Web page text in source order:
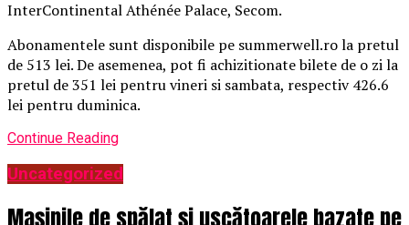
InterContinental Athénée Palace, Secom.
Abonamentele sunt disponibile pe summerwell.ro la pretul
de 513 lei. De asemenea, pot fi achizitionate bilete de o zi la
pretul de 351 lei pentru vineri si sambata, respectiv 426.6
lei pentru duminica.
Continue Reading
Uncategorized